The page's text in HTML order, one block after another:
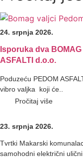
24. srpnja 2026.
Isporuka dva
ASFALTI d.o.o.
Poduzeću PEDOM
vibro valjka koji će..
Pročitaj više
23. srpnja 2026.
Tvrtki Makarski
samohodni električni ulični